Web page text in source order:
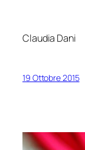
Claudia Dani
19 Ottobre 2015